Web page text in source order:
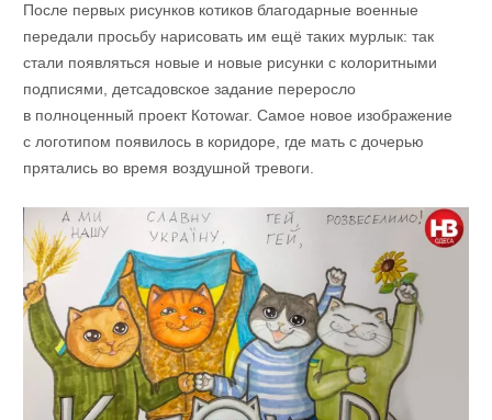
После первых рисунков котиков благодарные военные
передали просьбу нарисовать им ещё таких мурлык: так
стали появляться новые и новые рисунки с колоритными
подписями, детсадовское задание переросло
в полноценный проект Котоwar. Самое новое изображение
с логотипом появилось в коридоре, где мать с дочерью
прятались во время воздушной тревоги.